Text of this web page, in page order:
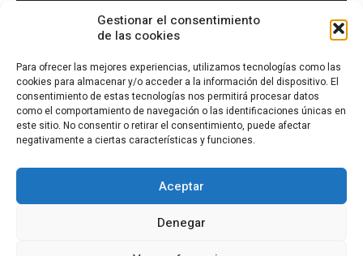
Gestionar el consentimiento
de las cookies
Para ofrecer las mejores experiencias, utilizamos tecnologías como las
cookies para almacenar y/o acceder a la información del dispositivo. El
consentimiento de estas tecnologías nos permitirá procesar datos
como el comportamiento de navegación o las identificaciones únicas en
este sitio. No consentir o retirar el consentimiento, puede afectar
negativamente a ciertas características y funciones.
Aceptar
Denegar